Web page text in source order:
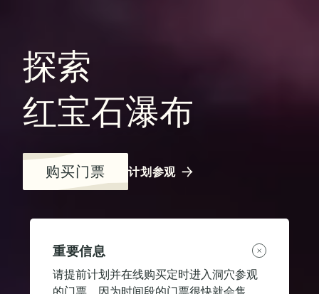
探索
红宝石瀑布
购买门票 计划参观
重要信息
请提前计划并在线购买定时进入洞穴参观
的门票，因为时间段的门票很快就会售